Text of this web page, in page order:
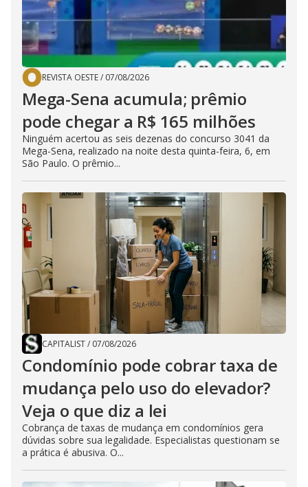
REVISTA OESTE/ 07/08/2026
Mega-Sena acumula; prêmio
pode chegar a R$ 165 milhões
Ninguém acertou as seis dezenas do concurso 3041 da
Mega-Sena, realizado na noite desta quinta-feira, 6, em
São Paulo. O prêmio...
CAPITALIST/ 07/08/2026
Condomínio pode cobrar taxa de
mudança pelo uso do elevador?
Veja o que diz a lei
Cobrança de taxas de mudança em condomínios gera
dúvidas sobre sua legalidade. Especialistas questionam se
a prática é abusiva. O...